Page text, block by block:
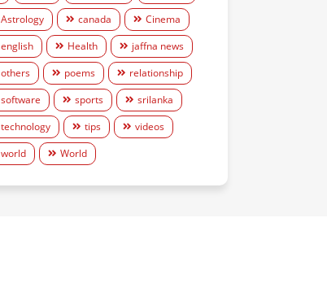
Astrology
canada
Cinema
english
Health
jaffna news
others
poems
relationship
software
sports
srilanka
technology
tips
videos
world
World